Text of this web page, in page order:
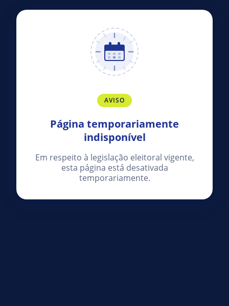
AVISO
Página temporariamente
indisponível
Em respeito à legislação eleitoral vigente,
esta página está desativada
temporariamente.